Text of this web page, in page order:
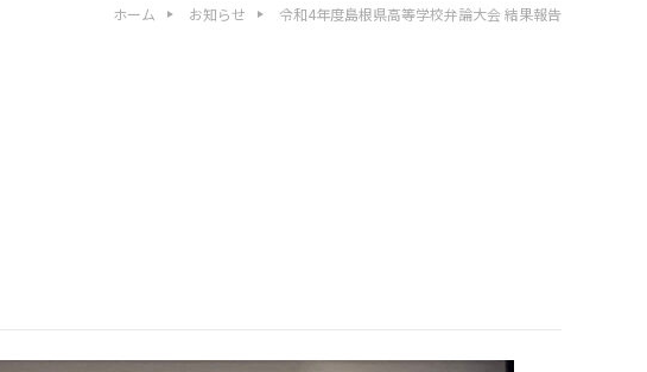
ホーム お知らせ 令和4年度島根県高等学校弁論大会 結果報告